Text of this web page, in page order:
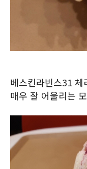
베스킨라빈스31
매우 잘 어울리는